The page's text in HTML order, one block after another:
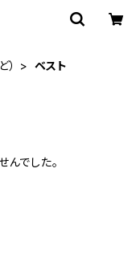
） ベスト
でした。